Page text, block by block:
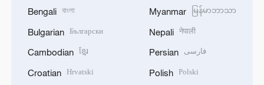
Bengali বাংলা
Bulgarian Български
Cambodian ខ្មែរ
Croatian Hrvatski
Myanmar မြန်မာဘာသာ
Nepali नेपाली
Persian فارسی
Polish Polski